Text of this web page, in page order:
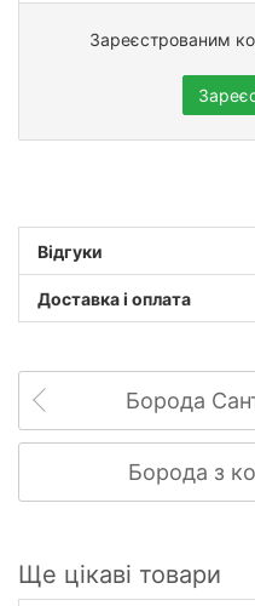
Зареєстрованим
Відгуки
Доставка і оплата
Борода
Борода з
Ще цікаві товари